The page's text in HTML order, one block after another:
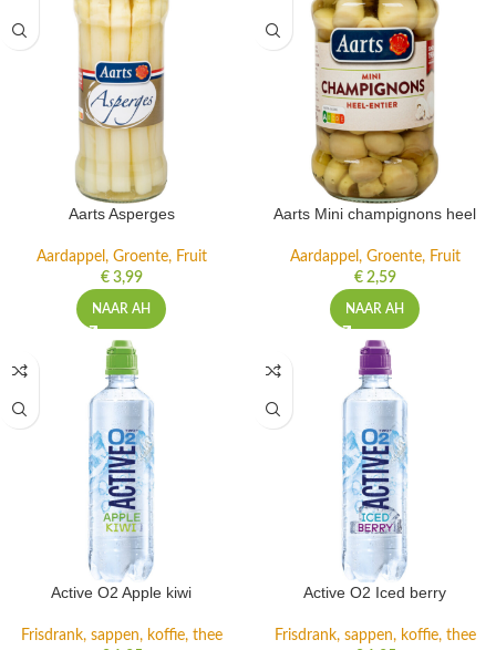
Aarts Asperges
Aardappel, Groente, Fruit
€3,99
NAAR AH
Aarts Mini champignons heel
Aardappel, Groente, Fruit
€2,59
NAAR AH
Active O2 Apple kiwi
Frisdrank, sappen, koffie, thee
Active O2 Iced berry
Frisdrank, sappen, koffie, thee